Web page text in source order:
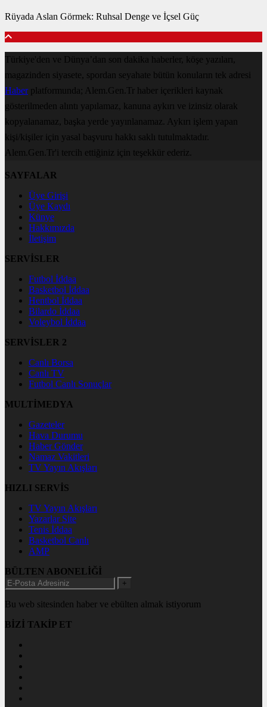
Rüyada Aslan Görmek: Ruhsal Denge ve İçsel Güç
Türkiye'den ve Dünya’dan son dakika haberler, köşe yazıları,
magazinden siyasete, spordan seyahate bütün konuların tek adresi
Haberplatformunda; Alem.Gen.Tr haber içerikleri kaynak
gösterilmeden alıntı yapılamaz, kanuna aykırı ve izinsiz olarak
kopyalanamaz, başka yerde yayınlanamaz. Aykırı işlem yapan
kişi/kişiler için yasal başvuru hakkı saklı tutulmaktadır.
Alem.Gen.Tr'i tercih ettiğiniz için teşekkür ederiz.
SAYFALAR
Üye Girişi
Üye Kaydı
Künye
Hakkımızda
İletişim
SERVİSLER
Futbol İddaa
Basketbol İddaa
Hentbol İddaa
Bilardo İddaa
Voleybol İddaa
SERVİSLER 2
Canlı Borsa
Canlı TV
Futbol Canlı Sonuçlar
MULTİMEDYA
Gazeteler
Hava Durumu
Haber Gönder
Namaz Vakitleri
TV Yayın Akışları
HIZLI SERVİS
TV Yayın Akışları
Yazarlar Site
Tenis İddaa
Basketbol Canlı
AMP
BÜLTEN ABONELİĞİ
+
Bu web sitesinden haber ve ebülten almak istiyorum
BİZİ TAKİP ET